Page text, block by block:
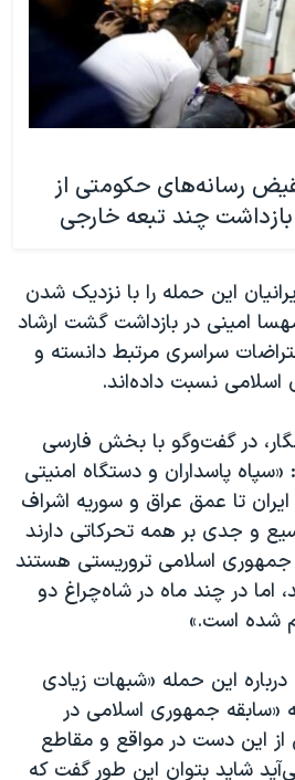
رسانه‌های حکومتی از
چند تبعه خارجی
این حمله را با نزدیک شدن
امینی در بازداشت گشت ارشاد
سراسری مرتبط دانسته و
نسبت داده‌اند.
در گفت‌وگو با بخش فارسی
پاسداران و دستگاه امنیتی
تا عمق عراق و سوریه اشراف
و جدی بر همه تحرکاتی دارند
جمهوری اسلامی تروریستی هستند
اما در چند ماه در شاه‌چراغ دو
شده است.»
درباره این حمله «شبهات زیادی
«سابقه جمهوری اسلامی در
از این دست در مواقع و مقاطع
شاید بتوان این طور گفت که